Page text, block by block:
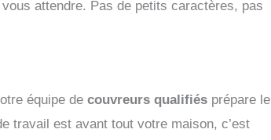
attendre. Pas de petits caractères, pas
équipe decouvreurs qualifiés prépare le
travail est avant tout votre maison, c’est